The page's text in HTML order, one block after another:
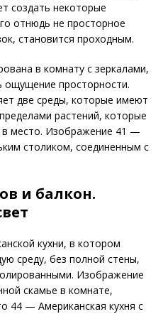
создать некоторые
отнюдь не просторное
становится проходным.
в комнату с зеркалами,
просторности.
две среды, которые имеют
растений, которые
в место. Изображение 41 —
столиком, соединенным с
и балкон.
кухни, в котором
среду, без полной стены,
Изображение
скамье в комнате,
44 — Американская кухня с